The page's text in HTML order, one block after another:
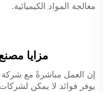
معالجة المواد الكيميائية.
مزايا مصنع
إن العمل مباشرةً مع
يوفر فوائد لا يمكن لشركات